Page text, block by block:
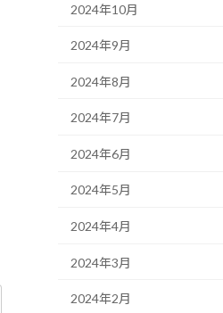
2024年10月
2024年9月
2024年8月
2024年7月
2024年6月
2024年5月
2024年4月
2024年3月
2024年2月